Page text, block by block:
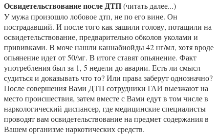
Освидетельствование после ДТП(читать далее...)
У мужа произошло лобовое дтп, не по его вине. Он
пострадавший. И после того как зашили голову, потащили на
освидетельствование, предварительно обколов уколами и
прививками. В моче нашли каннабиойды 42 нг/мл, хотя вроде
опьянение идет от 50/мг. В итоге ставят опьянение. Факт
употребления был за 1, 5 недели до аварии. Есть ли смысл
судиться и доказывать что то? Или права заберут однозначно?
После совершения Вами ДТП сотрудники ГАИ выезжают на
место происшествия, затем вместе с Вами едут в том числе в
наркологический диспансер, где медицинские специалисты
проводят вам освидетельствование на предмет содержания в
Вашем организме наркотических средств.